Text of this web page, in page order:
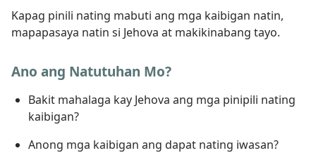
Kapag pinili nating mabuti ang mga kaibigan natin,
mapapasaya natin si Jehova at makikinabang tayo.
Ano ang Natutuhan Mo?
Bakit mahalaga kay Jehova ang mga pinipili nating
kaibigan?
Anong mga kaibigan ang dapat nating iwasan?